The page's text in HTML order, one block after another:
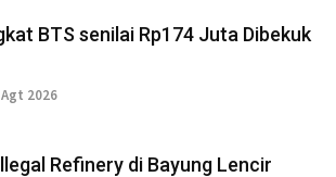
BTS senilai Rp174 Juta Dibekuk
2026
Refinery di Bayung Lencir